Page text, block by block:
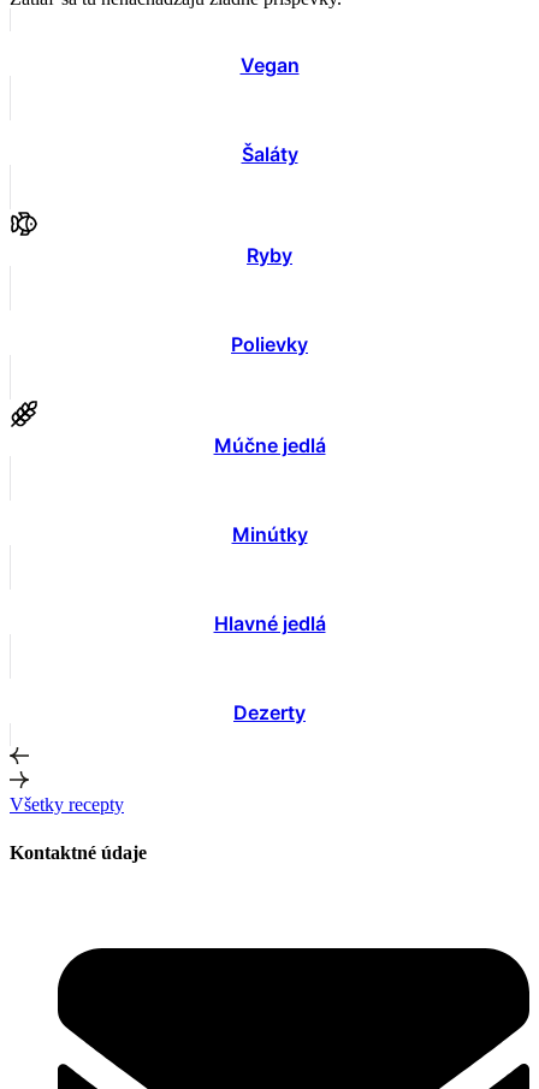
Vegan
Šaláty
Ryby
Polievky
Múčne jedlá
Minútky
Hlavné jedlá
Dezerty
Všetky recepty
Kontaktné údaje